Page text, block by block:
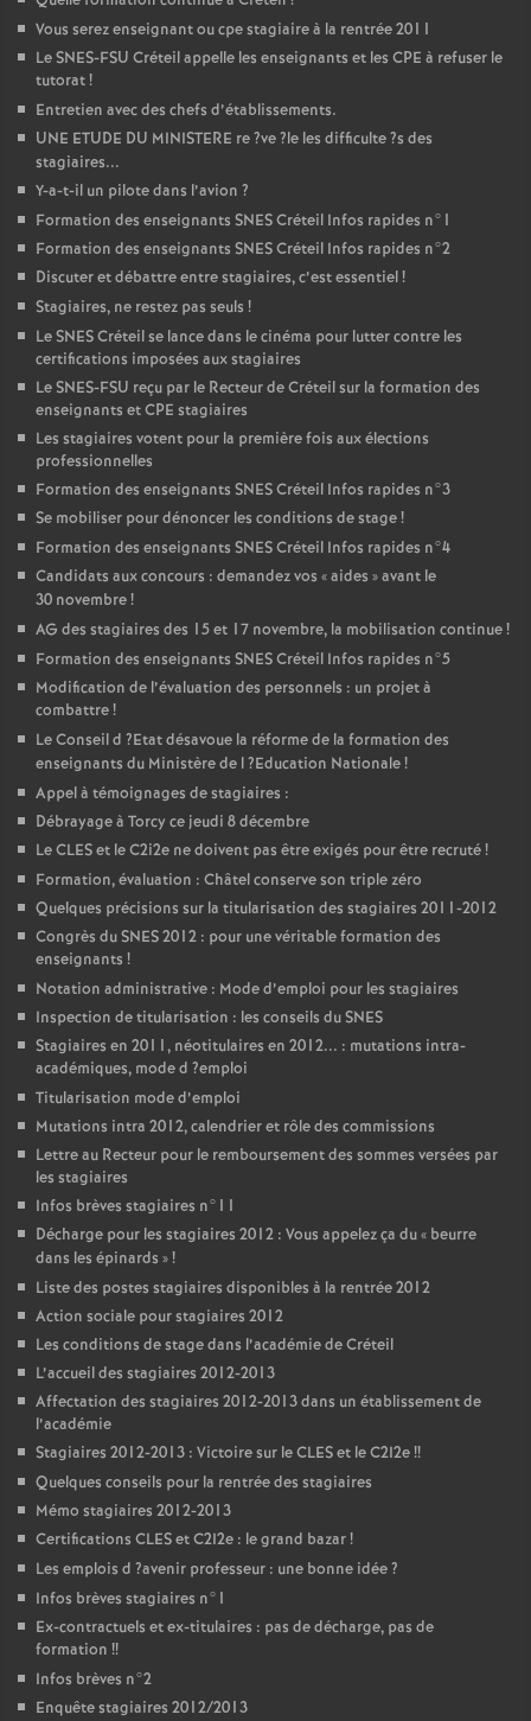
Vous serez enseignant ou cpe stagiaire à la rentrée 2011
LeSNES-FSU Créteil appelle les enseignants et les CPE à refuser le
tutorat!
Entretien avec des chefs d’établissements.
UNE ETUDE DU MINISTERE re?ve?le les difficulte?s des
stagiaires...
Y-a-t-il un pilote dans l’avion ?
Formation des enseignants SNESCréteil Infos rapides n°1
Formation des enseignants SNESCréteil Infos rapides n°2
Discuter et débattre entre stagiaires, c’est essentiel!
Stagiaires, ne restez pas seuls !
LeSNESCréteil se lance dans le cinéma pour lutter contre les
certifications imposées aux stagiaires
LeSNES-FSU reçu par le Recteur de Créteil sur la formation des
enseignants etCPE stagiaires
Les stagiaires votent pour la première fois aux élections
professionnelles
Formation des enseignants SNESCréteil Infos rapides n°3
Se mobiliser pour dénoncer les conditions de stage!
Formation des enseignants SNESCréteil Infos rapides n°4
Candidats aux concours : demandez vos «aides » avant le
30 novembre!
AG des stagiaires des 15 et 17 novembre, la mobilisation continue!
Formation des enseignants SNESCréteil Infos rapides n°5
Modification de l’évaluation des personnels : un projet à
combattre!
Le Conseil d ?Etat désavoue la réforme de la formation des
enseignants du Ministère de l?Education Nationale!
Appel à témoignages de stagiaires :
Débrayage à Torcy ce jeudi 8 décembre
LeCLESet le C2i2e ne doivent pas être exigés pour être recruté!
Formation, évaluation : Châtel conserve son triple zéro
Quelques précisions sur la titularisation des stagiaires 2011-2012
Congrès duSNES2012 : pour une véritable formation des
enseignants !
Notation administrative : Mode d’emploi pour les stagiaires
Inspection de titularisation : les conseils duSNES
Stagiaires en 2011, néotitulaires en 2012... : mutations intra-
académiques, mode d ?emploi
Titularisation mode d’emploi
Mutations intra 2012, calendrier et rôle des commissions
Lettre au Recteur pour le remboursement des sommes versées par
les stagiaires
Infos brèves stagiaires n°11
Décharge pour les stagiaires 2012 : Vous appelez ça du « beurre
dans les épinards »!
Liste des postes stagiaires disponibles à la rentrée 2012
Action sociale pour stagiaires 2012
Les conditions de stage dans l’académie de Créteil
L’accueil des stagiaires 2012-2013
Affectation des stagiaires 2012-2013 dans un établissement de
l’académie
Stagiaires 2012-2013 : Victoire sur leCLESet le C2I2e!!
Quelques conseils pour la rentrée des stagiaires
Mémo stagiaires 2012-2013
Certifications CLESet C2I2e : le grand bazar!
Les emplois d ?avenir professeur : une bonne idée?
Infos brèves stagiaires n°1
Ex-contractuels et ex-titulaires : pas de décharge, pas de
formation !!
Infos brèves n°2
Enquête stagiaires 2012/2013